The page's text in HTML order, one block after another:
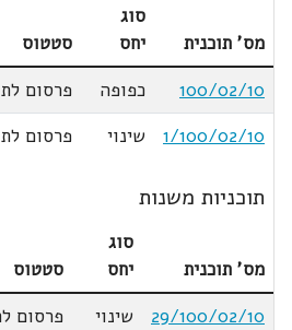
מס' תוכנית
סוג
יחס
סטטוס
100/02/10
כפופה
פרסום
1/100/02/10
שינוי פרסום
תוכניות משנות
מס' תוכנית
סוג
יחס
סטטוס
29/100/02/10
שינוי
פרסום